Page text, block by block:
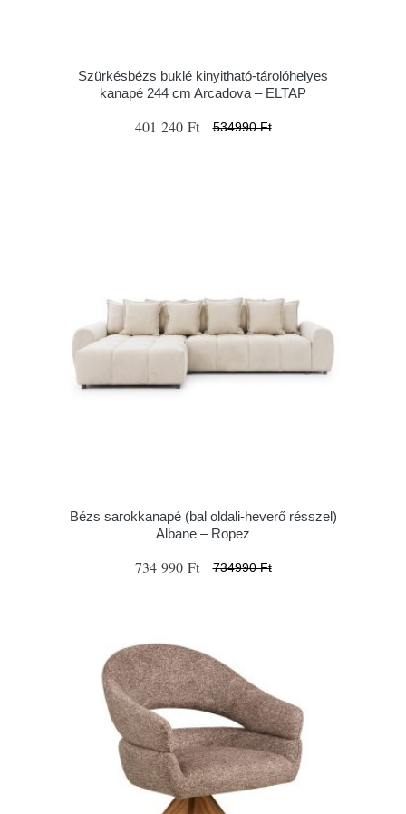
Szürkésbézs buklé kinyitható-tárolóhelyes
kanapé 244 cm Arcadova – ELTAP
401 240 Ft 534990 Ft
Bézs sarokkanapé (bal oldali-heverő résszel)
Albane – Ropez
734 990 Ft 734990 Ft